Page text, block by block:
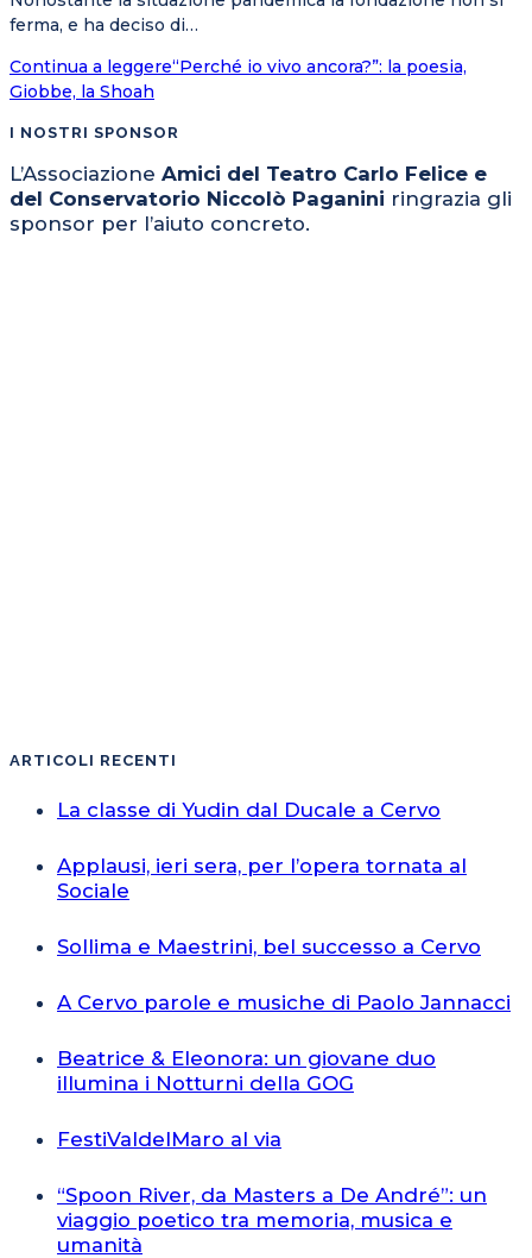
ferma, e ha deciso di…
Continua a leggere“Perché io vivo ancora?”: la poesia,
Giobbe, la Shoah
I NOSTRI SPONSOR
L’Associazione Amici del Teatro Carlo Felice e
del Conservatorio Niccolò Paganini ringrazia gli
sponsor per l’aiuto concreto.
ARTICOLI RECENTI
La classe di Yudin dal Ducale a Cervo
Applausi, ieri sera, per l’opera tornata al
Sociale
Sollima e Maestrini, bel successo a Cervo
A Cervo parole e musiche di Paolo Jannacci
Beatrice & Eleonora: un giovane duo
illumina i Notturni della GOG
FestiValdelMaro al via
“Spoon River, da Masters a De André”: un
viaggio poetico tra memoria, musica e
umanità